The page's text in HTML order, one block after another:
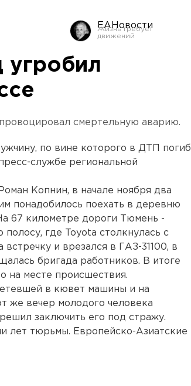
ЕАНовости
угробил
смертельную аварию.
по вине которого в ДТП погиб
службе региональной
Копнин, в начале ноября два
понадобилось поехать в деревню
67 километре дороги Тюмень -
где Toyota столкнулась с
и врезался в ГАЗ-31100, в
бригада работников. В итоге
на месте происшествия.
в кювет машины и на
же вечер молодого человека
заключить его под стражу.
лет тюрьмы. Европейско-Азиатские